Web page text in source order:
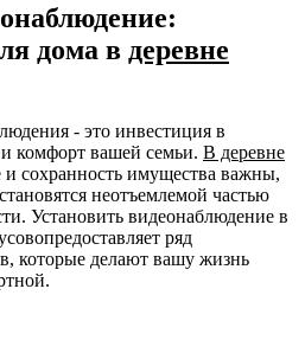
дома в деревне
- это инвестиция в
комфорт вашей семьи. В деревне
и сохранность имущества важны,
неотъемлемой частью
Установить видеонаблюдение в
ряд
которые делают вашу жизнь